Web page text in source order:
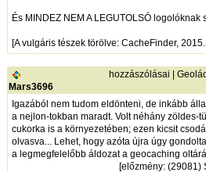
És MINDEZ NEM A LEGUTOLSÓ logolóknak
[A vulgáris tészek törölve: CacheFinder,
Mars3696
hozzászólásai |
Igazából nem tudom eldönteni, de inkább
a nejlon-tokban maradt. Volt néhány zöldes-
cukorka is a környezetében; ezen kicsit
olvasva... Lehet, hogy azóta újra úgy
a legmegfelelőbb áldozat a geocaching
[előzmény: (29081)